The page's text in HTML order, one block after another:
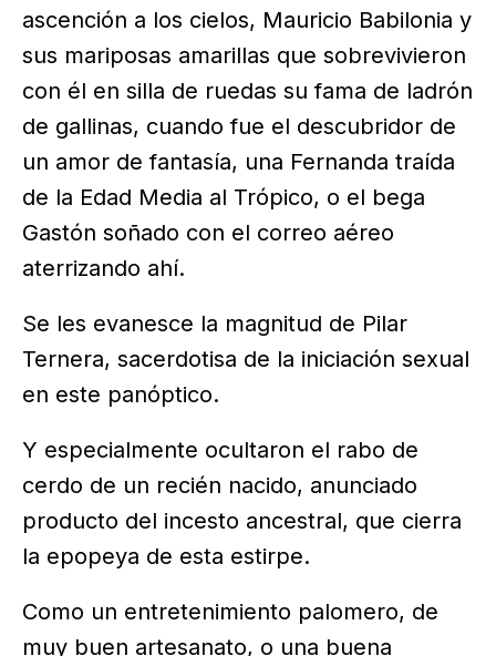
ascención a los cielos, Mauricio Babilonia y
sus mariposas amarillas que sobrevivieron
con él en silla de ruedas su fama de ladrón
de gallinas, cuando fue el descubridor de
un amor de fantasía, una Fernanda traída
de la Edad Media al Trópico, o el bega
Gastón soñado con el correo aéreo
aterrizando ahí.
Se les evanesce la magnitud de Pilar
Ternera, sacerdotisa de la iniciación sexual
en este panóptico.
Y especialmente ocultaron el rabo de
cerdo de un recién nacido, anunciado
producto del incesto ancestral, que cierra
la epopeya de esta estirpe.
Como un entretenimiento palomero, de
muy buen artesanato, o una buena